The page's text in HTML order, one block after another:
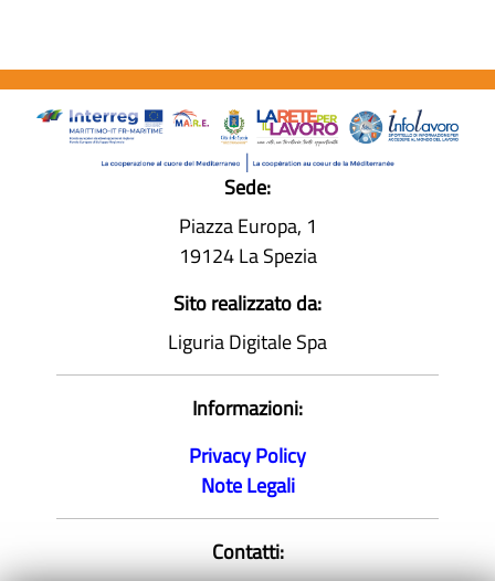
Sede:
Piazza Europa, 1
19124 La Spezia
Sito realizzato da:
Liguria Digitale Spa
Informazioni:
Privacy Policy
Note Legali
Contatti: